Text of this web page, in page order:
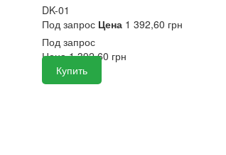
DK-01
Под запрос Цена1 392,60 грн
Под запрос
Цена 1 392,60 грн
Купить